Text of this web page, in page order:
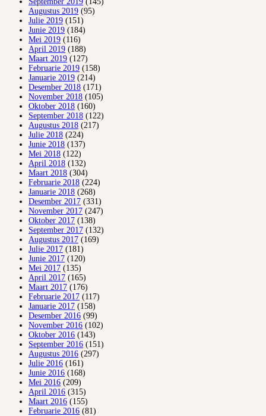
Augustus 2019 (95)
Julie 2019 (151)
Junie 2019 (184)
Mei 2019 (116)
April 2019 (188)
Maart 2019 (127)
Februarie 2019 (158)
Januarie 2019 (214)
Desember 2018 (171)
November 2018 (105)
Oktober 2018 (160)
September 2018 (122)
Augustus 2018 (217)
Julie 2018 (224)
Junie 2018 (137)
Mei 2018 (122)
April 2018 (132)
Maart 2018 (304)
Februarie 2018 (224)
Januarie 2018 (268)
Desember 2017 (331)
November 2017 (247)
Oktober 2017 (138)
September 2017 (132)
Augustus 2017 (169)
Julie 2017 (181)
Junie 2017 (120)
Mei 2017 (135)
April 2017 (165)
Maart 2017 (176)
Februarie 2017 (117)
Januarie 2017 (158)
Desember 2016 (99)
November 2016 (102)
Oktober 2016 (143)
September 2016 (151)
Augustus 2016 (297)
Julie 2016 (161)
Junie 2016 (168)
Mei 2016 (209)
April 2016 (315)
Maart 2016 (155)
Februarie 2016 (81)